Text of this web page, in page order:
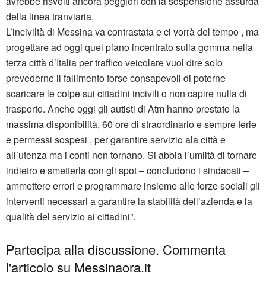
della linea tranviaria.
L’inciviltà di Messina va contrastata e ci vorrà del tempo , ma
progettare ad oggi quel piano incentrato sulla gomma nella
terza città d’Italia per traffico veicolare vuol dire solo
prevederne il fallimento forse consapevoli di poterne
scaricare le colpe sui cittadini incivili o non capire nulla di
trasporto. Anche oggi gli autisti di Atm hanno prestato la
massima disponibilità, 60 ore di straordinario e sempre ferie
e permessi sospesi , per garantire servizio ala città e
all’utenza ma i conti non tornano. Si abbia l’umiltà di tornare
indietro e smetterla con gli spot – concludono i sindacati –
ammettere errori e programmare insieme alle forze sociali gli
interventi necessari a garantire la stabilità dell’azienda e la
qualità del servizio ai cittadini”.
Partecipa alla discussione. Commenta
l'articolo su Messinaora.it